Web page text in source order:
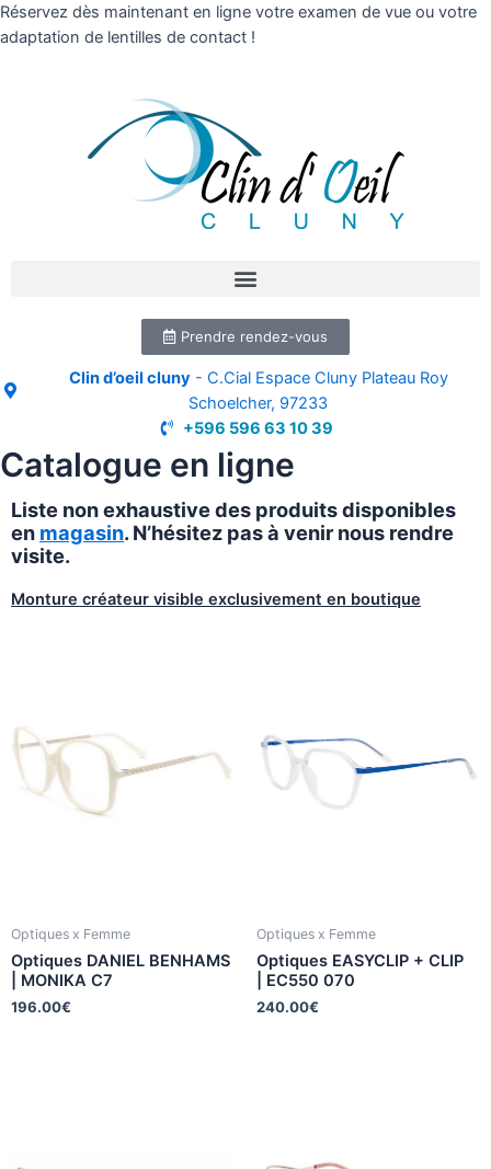
Réservez dès maintenant en ligne votre examen de vue ou votre
adaptation de lentilles de contact !
Prendre rendez-vous
Clin d’oeil cluny- C.Cial Espace Cluny Plateau Roy
Schoelcher, 97233
+596 596 63 10 39
Catalogue en ligne
Liste non exhaustive des produits disponibles
en magasin. N’hésitez pas à venir nous rendre
visite.
Monture créateur visible exclusivement en boutique
Optiques x Femme
Optiques DANIEL BENHAMS
| MONIKA C7
196.00€
Optiques x Femme
Optiques EASYCLIP + CLIP
| EC550 070
240.00€